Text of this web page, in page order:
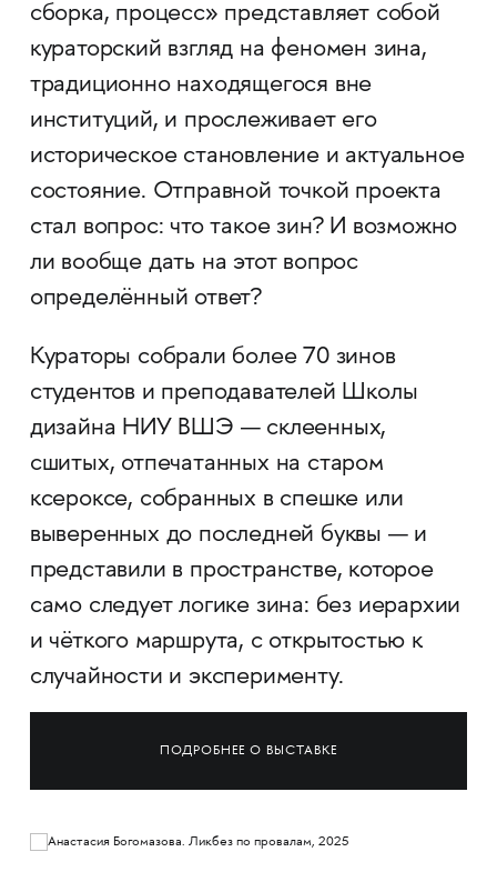
сборка, процесс» представляет собой
кураторский взгляд на феномен зина,
традиционно находящегося вне
институций, и прослеживает его
историческое становление и актуальное
состояние. Отправной точкой проекта
стал вопрос: что такое зин? И возможно
ли вообще дать на этот вопрос
определённый ответ?
Кураторы собрали более 70 зинов
студентов и преподавателей Школы
дизайна НИУ ВШЭ — склеенных,
сшитых, отпечатанных на старом
ксероксе, собранных в спешке или
выверенных до последней буквы — и
представили в пространстве, которое
само следует логике зина: без иерархии
и чёткого маршрута, с открытостью к
случайности и эксперименту.
ПОДРОБНЕЕ О ВЫСТАВКЕ